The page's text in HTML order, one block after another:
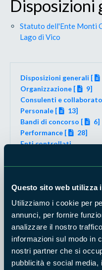
Questo sito web utilizza
Utilizziamo i cookie per
annunci, per fornire
analizzare il nostro
informazioni sul modo in
nostri partner che si
pubblicità e social media,
Disposizioni
Statuto dell'Ente Monti
Lago di Vico
Disposizioni generali [
Organizzazione [
9]
Consulenti e
Personale [
13]
Bandi di concorso [
6]
Performance [
28]
Enti controllati
Provvedimenti [
2119]
Bandi di gara e
Sovvenzioni, contributi,
2]
Bilanci [
21]
Beni immobili e
Controlli e rilievi
Servizi erogati [
5]
Pagamenti